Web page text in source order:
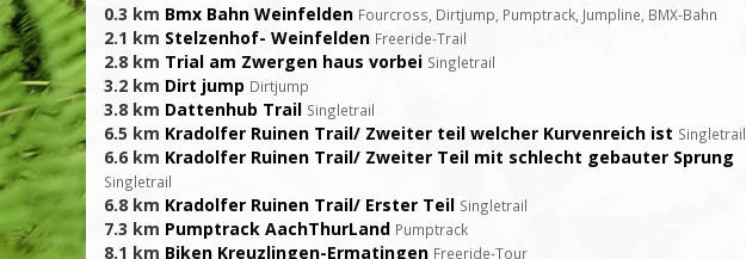
0.3 km Bmx Bahn Weinfelden Fourcross, Dirtjump, Pumptrack, Jumpline, BMX-Bahn
2.1 km Stelzenhof- Weinfelden Freeride-Trail
2.8 km Trial am Zwergen haus vorbei Singletrail
3.2 km Dirt jump Dirtjump
3.8 km Dattenhub Trail Singletrail
6.5 km Kradolfer Ruinen Trail/ Zweiter teil welcher Kurvenreich ist Singletrail
6.6 km Kradolfer Ruinen Trail/ Zweiter Teil mit schlecht gebauter Sprung
Singletrail
6.8 km Kradolfer Ruinen Trail/ Erster Teil Singletrail
7.3 km Pumptrack AachThurLand Pumptrack
8.1 km Biken Kreuzlingen-Ermatingen Freeride-Tour